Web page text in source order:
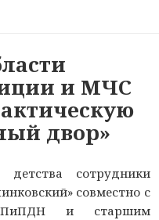
и МЧС
двор»
сотрудники
совместно с
и старшим